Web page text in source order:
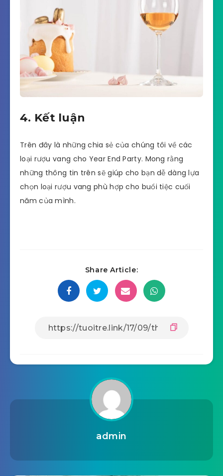
4. Kết luận
Trên đây là những chia sẻ của chúng tôi về các
loại rượu vang cho Year End Party. Mong rằng
những thông tin trên sẽ giúp cho bạn dễ dàng lựa
chọn loại rượu vang phù hợp cho buổi tiệc cuối
năm của mình.
Share Article:
admin